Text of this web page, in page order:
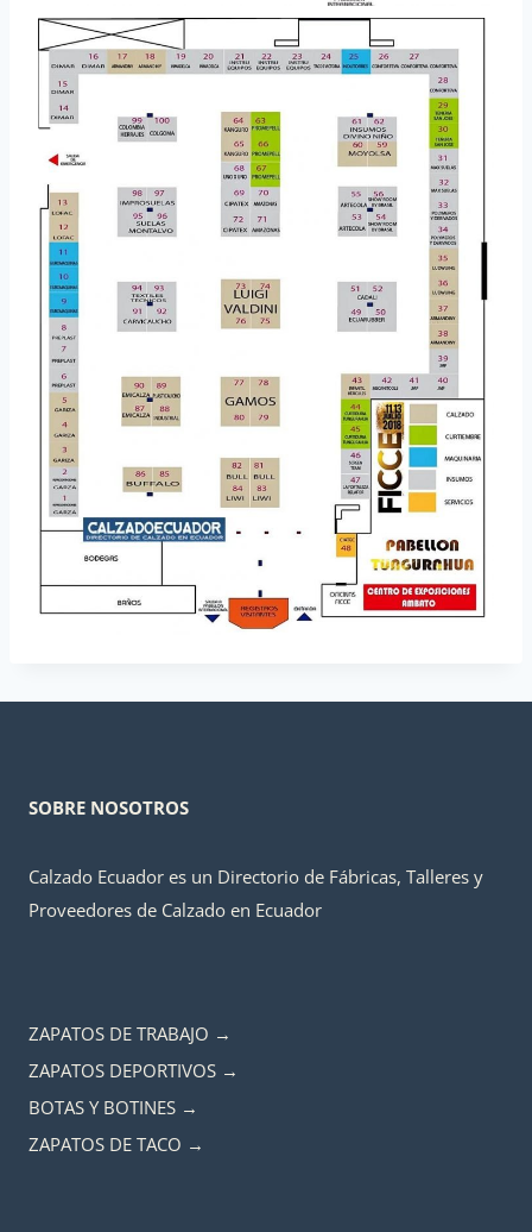
SOBRE NOSOTROS
Calzado Ecuador es un Directorio de Fábricas, Talleres y
Proveedores de Calzado en Ecuador
ZAPATOS DE TRABAJO →
ZAPATOS DEPORTIVOS →
BOTAS Y BOTINES →
ZAPATOS DE TACO →